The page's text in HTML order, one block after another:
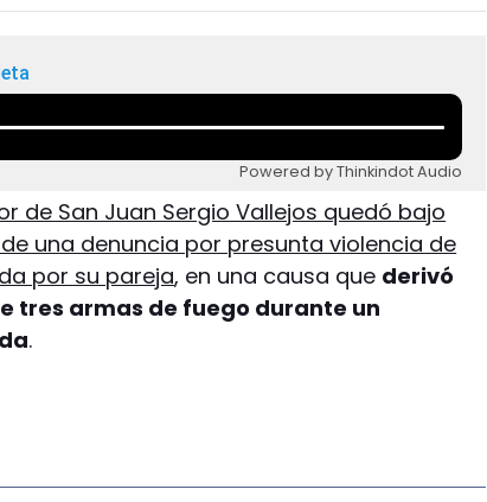
Powered by Thinkindot Audio
de San Juan Sergio Vallejos quedó bajo
una denuncia por presunta violencia de
por su pareja, en una causa que derivó
tres armas de fuego durante un
.